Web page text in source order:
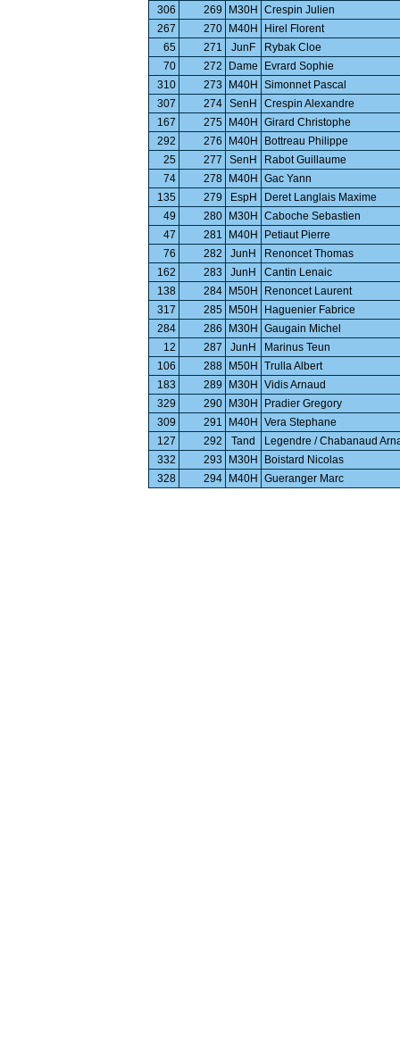
306
269 M30H
Crespin Julien
267
270 M40H
Hirel Florent
65
271 JunF
Rybak Cloe
70
272 Dame
Evrard Sophie
310
273 M40H
Simonnet Pascal
307
274 SenH
Crespin Alexandre
167
275 M40H
Girard Christophe
292
276 M40H
Bottreau Philippe
25
277 SenH
Rabot Guillaume
74
278 M40H
Gac Yann
135
279 EspH
Deret Langlais Maxime
49
280 M30H
Caboche Sebastien
47
281 M40H
Petiaut Pierre
76
282 JunH
Renoncet Thomas
162
283 JunH
Cantin Lenaic
138
284 M50H
Renoncet Laurent
317
285 M50H
Haguenier Fabrice
284
286 M30H
Gaugain Michel
12
287 JunH
Marinus Teun
106
288 M50H
Trulla Albert
183
289 M30H
Vidis Arnaud
329
290 M30H
Pradier Gregory
309
291 M40H
Vera Stephane
127
292 Tand
Legendre / Chabanaud
332
293 M30H
Boistard Nicolas
328
294 M40H Gueranger Marc